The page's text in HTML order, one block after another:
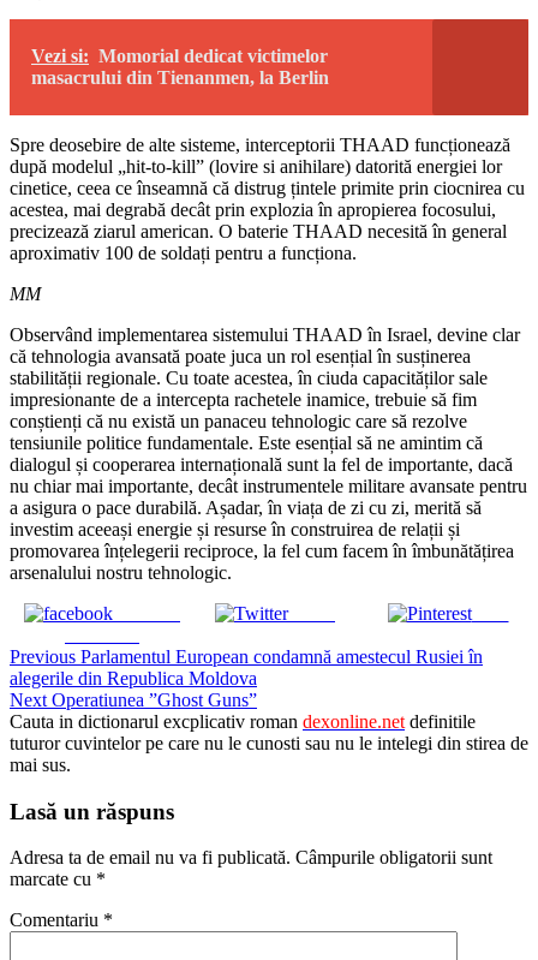
Vezi si: Momorial dedicat victimelor
masacrului din Tienanmen, la Berlin
Spre deosebire de alte sisteme, interceptorii THAAD funcționează
după modelul „hit-to-kill” (lovire si anihilare) datorită energiei lor
cinetice, ceea ce înseamnă că distrug țintele primite prin ciocnirea cu
acestea, mai degrabă decât prin explozia în apropierea focosului,
precizează ziarul american. O baterie THAAD necesită în general
aproximativ 100 de soldați pentru a funcționa.
MM
Observând implementarea sistemului THAAD în Israel, devine clar
că tehnologia avansată poate juca un rol esențial în susținerea
stabilității regionale. Cu toate acestea, în ciuda capacităților sale
impresionante de a intercepta rachetele inamice, trebuie să fim
conștienți că nu există un panaceu tehnologic care să rezolve
tensiunile politice fundamentale. Este esențial să ne amintim că
dialogul și cooperarea internațională sunt la fel de importante, dacă
nu chiar mai importante, decât instrumentele militare avansate pentru
a asigura o pace durabilă. Așadar, în viața de zi cu zi, merită să
investim aceeași energie și resurse în construirea de relații și
promovarea înțelegerii reciproce, la fel cum facem în îmbunătățirea
arsenalului nostru tehnologic.
Tweet Save
Continue
Reading
Previous Parlamentul European condamnă amestecul Rusiei în
alegerile din Republica Moldova
Next Operatiunea ”Ghost Guns”
Cauta in dictionarul excplicativ roman dexonline.net definitile
tuturor cuvintelor pe care nu le cunosti sau nu le intelegi din stirea de
mai sus.
Lasă un răspuns
Adresa ta de email nu va fi publicată. Câmpurile obligatorii sunt
marcate cu *
Comentariu *